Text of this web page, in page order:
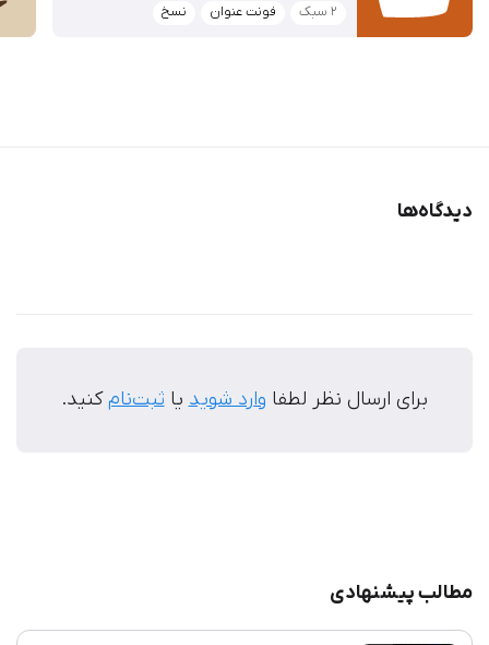
۲ سبک
فونت عنوان نسخ
دیدگاه‌ها
برای ارسال نظر لطفا وارد شویدیاثبت‌نامکنید.
مطالب پیشنهادی